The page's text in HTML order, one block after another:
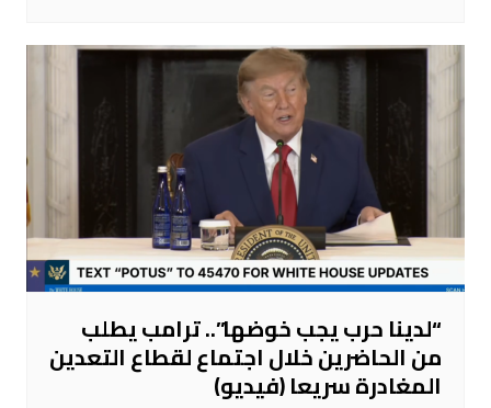
“لدينا حرب يجب خوضها”.. ترامب يطلب
من الحاضرين خلال اجتماع لقطاع التعدين
المغادرة سريعا (فيديو)